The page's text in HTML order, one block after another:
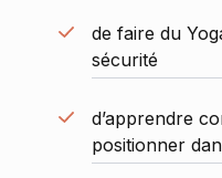
de faire du
sécurité
d’apprendre
positionner